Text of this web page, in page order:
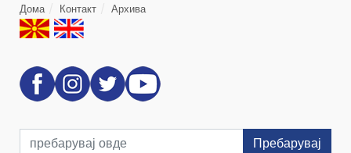
Дома Контакт Архива
Пребарувај